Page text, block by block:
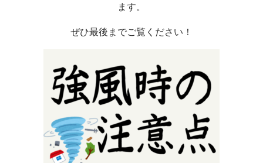
ます。
ぜひ最後までご覧ください！